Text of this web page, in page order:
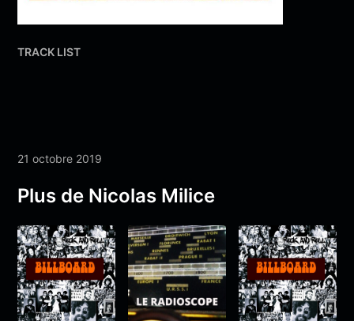
TRACK LIST
21 octobre 2019
Plus de Nicolas Milice